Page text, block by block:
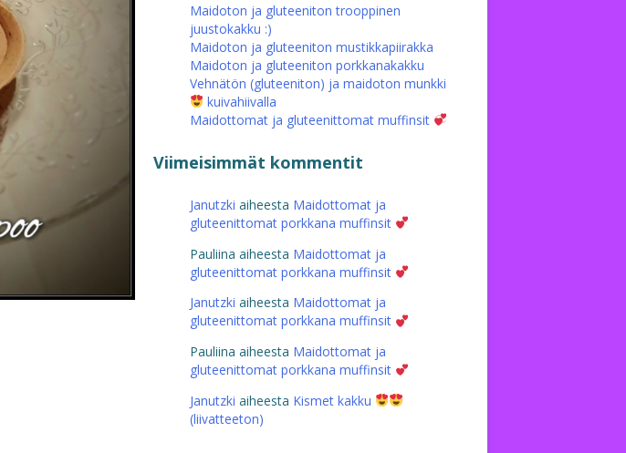
Maidoton ja gluteeniton trooppinen
juustokakku :)
Maidoton ja gluteeniton mustikkapiirakka
Maidoton ja gluteeniton porkkanakakku
Vehnätön (gluteeniton) ja maidoton munkki
kuivahiivalla
Maidottomat ja gluteenittomat muffinsit
Viimeisimmät kommentit
Janutzki aiheesta Maidottomat ja
gluteenittomat porkkana muffinsit
Pauliina aiheesta Maidottomat ja
gluteenittomat porkkana muffinsit
Janutzki aiheesta Maidottomat ja
gluteenittomat porkkana muffinsit
Pauliina aiheesta Maidottomat ja
gluteenittomat porkkana muffinsit
Janutzki aiheesta Kismet kakku
(liivatteeton)